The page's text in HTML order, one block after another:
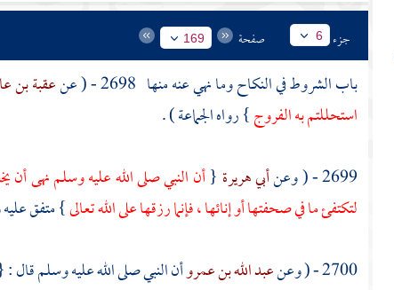
جزء 6 صفحة 169
باب الشروط في النكاح وما نهي عنه منها عقبة بن
استحللتم به الفروج} رواه الجماعة ) .
2699 - ( وعن
أبي هريرة{أن النبي صلى الله عليه وسلم نهى أن
لتكتفئ ما في صحفتها أو إنائها ، فإنما رزقها على الله تعالى} متفق
2700 - ( وعن
عبد الله بن عمروأن النبي صلى الله عليه وسلم قال